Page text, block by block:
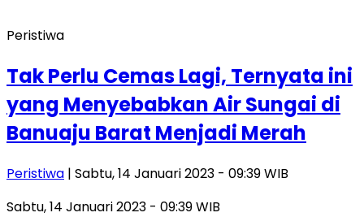
Peristiwa
Tak Perlu Cemas Lagi, Ternyata ini
yang Menyebabkan Air Sungai di
Banuaju Barat Menjadi Merah
Peristiwa | Sabtu, 14 Januari 2023 - 09:39 WIB
Sabtu, 14 Januari 2023 - 09:39 WIB